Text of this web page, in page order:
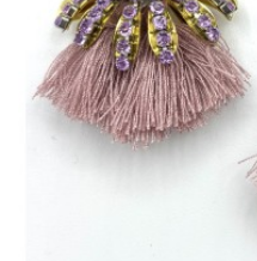
Añadir al carrito